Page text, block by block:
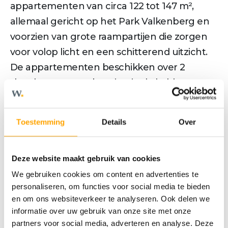
Toestemming Details Over
Deze website maakt gebruik van cookies
We gebruiken cookies om content en advertenties te
personaliseren, om functies voor social media te bieden
en om ons websiteverkeer te analyseren. Ook delen we
informatie over uw gebruik van onze site met onze
partners voor social media, adverteren en analyse. Deze
appartementen van circa 122 tot 147 m²,
allemaal gericht op het Park Valkenberg en
voorzien van grote raampartijen die zorgen
voor volop licht en een schitterend uitzicht.
De appartementen beschikken over 2
slaapkamers, een berging in de kelder en
een eigen parkeerplaats. Het beschutte
stad. Voor mensen die ruimte gewend zijn,
kwaliteit en de levendigheid van Breda.
Wakker worden met een cappuccino op je
terras met uitzicht op het park, wandelen
naar een goed restaurant of theater en
thuiskomen in een stijlvol appartement met